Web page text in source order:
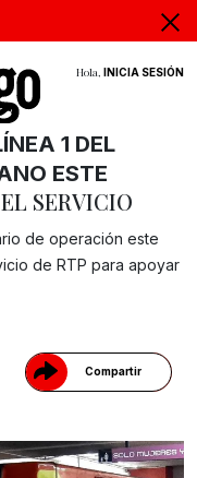
Hola, INICIA SESIÓN
Compartir
Gracias!
1 DEL
ESTE
SERVICIO
de operación este
de RTP para apoyar